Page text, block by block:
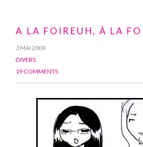
A LA FOIREUH, À LA
3 MAI 2009
DIVERS
19 COMMENTS